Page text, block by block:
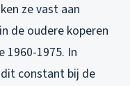
ze vast aan
de oudere koperen
1960-1975. In
constant bij de